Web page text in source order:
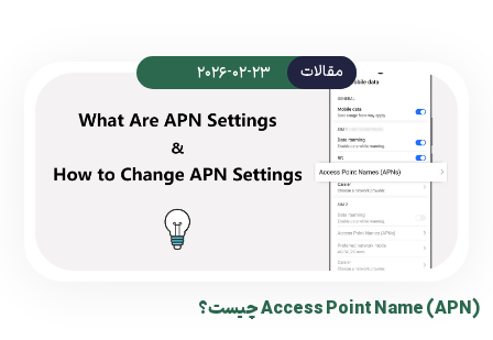
مقالات 2026-02-23
Access Point Name (APN) چیست؟